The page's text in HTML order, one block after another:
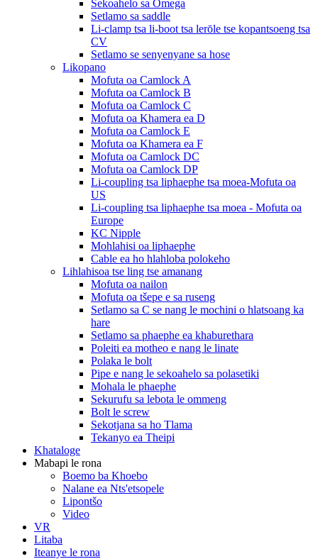
Sekoahelo sa Omega
Setlamo sa saddle
Li-clamp tsa li-boot tsa lerōle tse kopantsoeng tsa
CV
Setlamo se senyenyane sa hose
Likopano
Mofuta oa Camlock A
Mofuta oa Camlock B
Mofuta oa Camlock C
Mofuta oa Khamera ea D
Mofuta oa Camlock E
Mofuta oa Khamera ea F
Mofuta oa Camlock DC
Mofuta oa Camlock DP
Li-coupling tsa liphaephe tsa moea-Mofuta oa
US
Li-coupling tsa liphaephe tsa moea - Mofuta oa
Europe
KC Nipple
Mohlahisi oa liphaephe
Cable ea ho hlahloba polokeho
Lihlahisoa tse ling tse amanang
Mofuta oa nailon
Mofuta oa tšepe e sa ruseng
Setlamo sa C se nang le mochini o hlatsoang ka
hare
Setlamo sa phaephe ea khaburethara
Poleiti ea motheo e nang le linate
Polaka le bolt
Pipe e nang le sekoahelo sa polasetiki
Mohala le phaephe
Sekurufu sa lebota le ommeng
Bolt le screw
Sekotjana sa ho Tlama
Tekanyo ea Theipi
Khataloge
Mabapi le rona
Boemo ba Khoebo
Nalane ea Nts'etsopele
Lipontšo
Video
VR
Litaba
Iteanye le rona